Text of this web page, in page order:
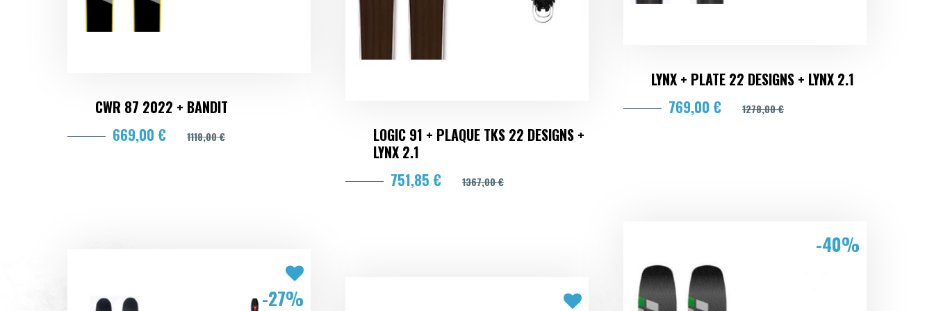
CWR 87 2022 + BANDIT
669,00 €
1118,00 €
LOGIC 91 + PLAQUE TKS 22 DESIGNS +
LYNX 2.1
751,85 €
1367,00 €
LYNX + PLATE 22 DESIGNS + LYNX 2.1
769,00 €
1278,00 €
-27%
-40%